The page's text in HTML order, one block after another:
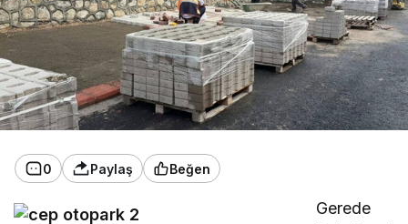
0 Paylaş Beğen
Gerede